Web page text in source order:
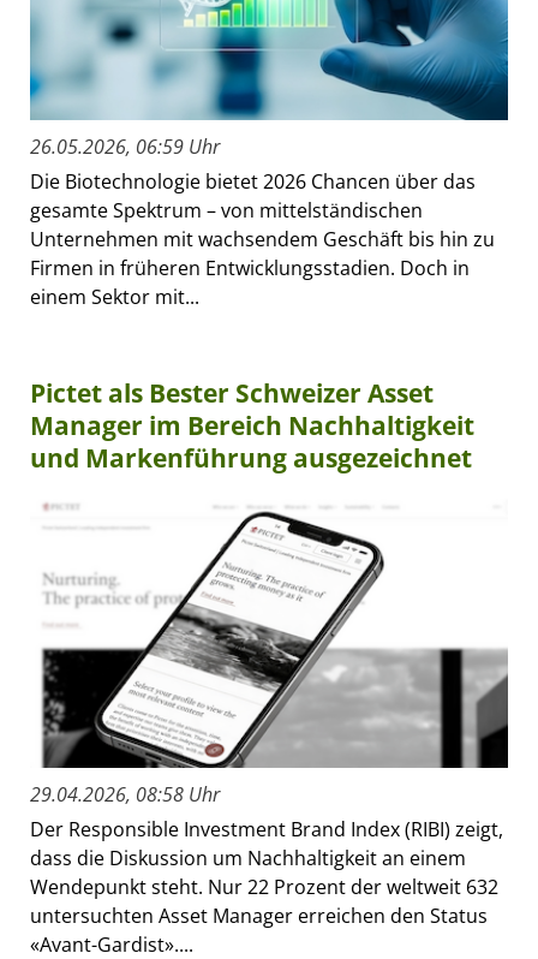
26.05.2026, 06:59 Uhr
Die Biotechnologie bietet 2026 Chancen über das
gesamte Spektrum – von mittelständischen
Unternehmen mit wachsendem Geschäft bis hin zu
Firmen in früheren Entwicklungsstadien. Doch in
einem Sektor mit...
Pictet als Bester Schweizer Asset
Manager im Bereich Nachhaltigkeit
und Markenführung ausgezeichnet
29.04.2026, 08:58 Uhr
Der Responsible Investment Brand Index (RIBI) zeigt,
dass die Diskussion um Nachhaltigkeit an einem
Wendepunkt steht. Nur 22 Prozent der weltweit 632
untersuchten Asset Manager erreichen den Status
«Avant-Gardist»....